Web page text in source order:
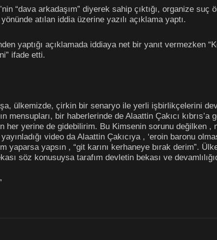
“dava arkadaşım” diyerek sahip çıktığı, organize
atılan iddia üzerine yazılı açıklama yaptı.
yaptığı açıklamada iddiaya net bir yanıt vermezken
ifade etti.
ülkemizde, çirkin bir senaryo ile yerli işbirlikçelerini
mensupları, bir haberlerinde de Alaattin Çakıcı
her yerine de gidebilirim. Bu Kimsenin sorunu değilken
video da Alaattin Çakıcıya , ‘eroin baronu
yapsın , “git karını kerhaneye bırak derim”.
söz konusuysa tarafım devletin bekası ve